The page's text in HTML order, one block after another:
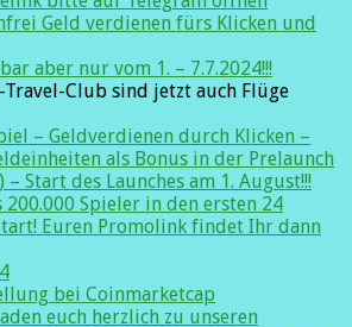
Geld verdienen fürs Klicken und
aber nur vom 1. – 7.7.2024!!!
Club sind jetzt auch Flüge
– Geldverdienen durch Klicken –
als Bonus in der Prelaunch
– Start des Launches am 1. August!!!
200.000 Spieler in den ersten 24
Euren Promolink findet Ihr dann
bei Coinmarketcap
euch herzlich zu unseren